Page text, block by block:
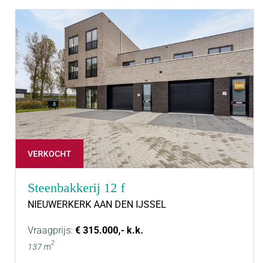
VERKOCHT
Steenbakkerij 12 f
NIEUWERKERK AAN DEN IJSSEL
Vraagprijs: € 315.000,- k.k.
137 m2